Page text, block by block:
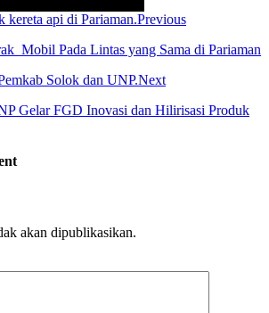
Previous
Mobil Pada Lintas yang Sama di Pariaman
Next
Gelar FGD Inovasi dan Hilirisasi Produk
akan dipublikasikan.